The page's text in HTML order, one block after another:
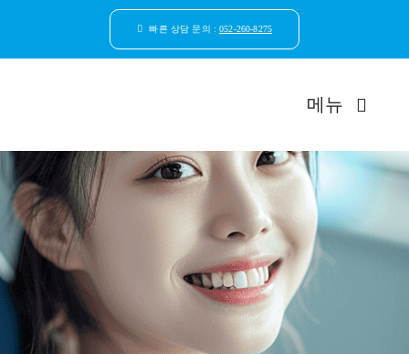
빠른 상담 문의 :052-260-8275
메뉴
드림연
환자